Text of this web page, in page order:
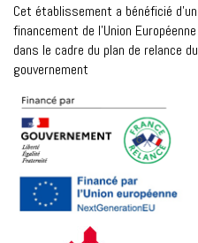
Cet établissement a bénéficié d’un
financement de l’Union Européenne
dans le cadre du plan de relance du
gouvernement